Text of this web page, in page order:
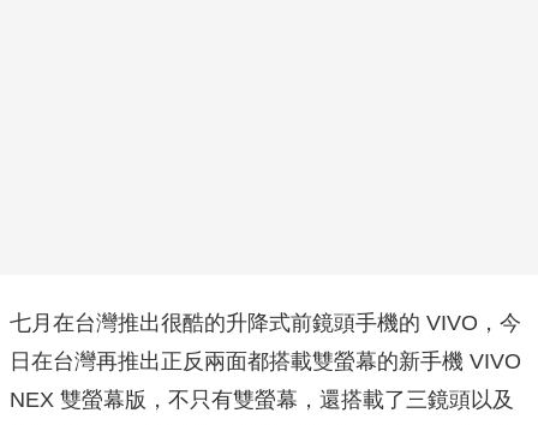
七月在台灣推出很酷的升降式前鏡頭手機的 VIVO，今
日在台灣再推出正反兩面都搭載雙螢幕的新手機 VIVO
NEX 雙螢幕版，不只有雙螢幕，還搭載了三鏡頭以及